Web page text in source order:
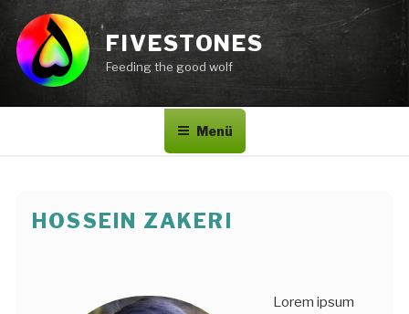
Inhalt
springen
FIVESTONES
Feeding the good wolf
Menü
HOSSEIN ZAKERI
Lorem ipsum